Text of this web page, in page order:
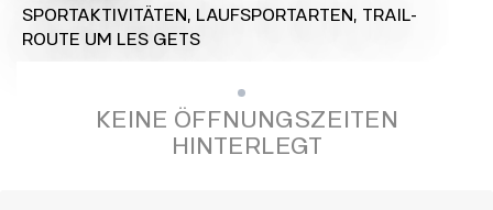
SPORTAKTIVITÄTEN, LAUFSPORTARTEN, TRAIL-
ROUTE UM LES GETS
KEINE ÖFFNUNGSZEITEN
HINTERLEGT